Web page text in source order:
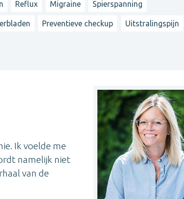
Reflux Migraine Spierspanning
Preventieve checkup Uitstralingspijn
Ik voelde me
namelijk niet
van de